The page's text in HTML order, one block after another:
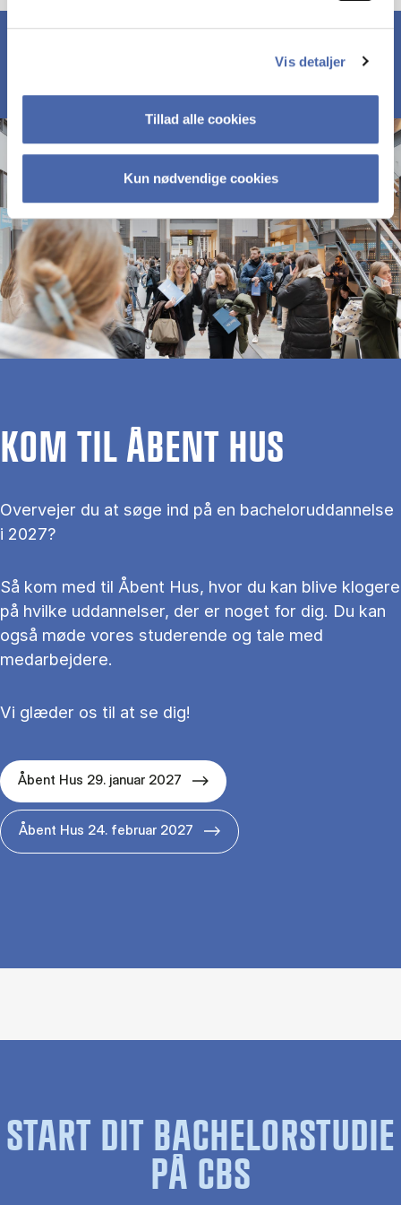
Vis detaljer
Tillad alle cookies
Kun nødvendige cookies
KOM TIL ÅBENT HUS
Overvejer du at søge ind på en bacheloruddannelse
i 2027?
Så kom med til Åbent Hus, hvor du kan blive klogere
på hvilke uddannelser, der er noget for dig. Du kan
også møde vores studerende og tale med
medarbejdere.
Vi glæder os til at se dig!
Åbent Hus 29. januar 2027
Åbent Hus 24. februar 2027
START DIT BACHELORSTUDIE
PÅ CBS